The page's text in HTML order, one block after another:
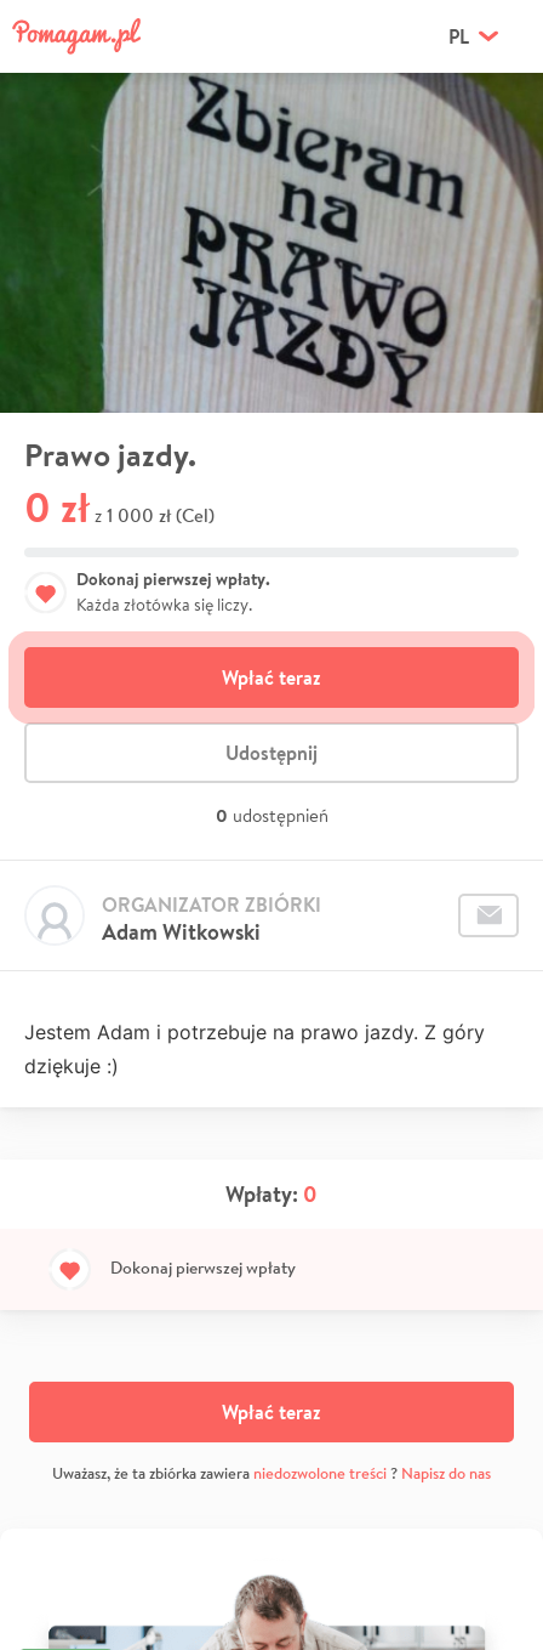
PL
Prawo jazdy.
0 zł z 1 000 zł (Cel)
Dokonaj pierwszej wpłaty.
Każda złotówka się liczy.
Wpłać teraz
Udostępnij
0 udostępnień
Adam Witkowski
ORGANIZATOR ZBIÓRKI
Jestem Adam i potrzebuje na prawo jazdy. Z góry
dziękuje :)
Wpłaty: 0
Dokonaj pierwszej wpłaty
Wpłać teraz
Uważasz, że ta zbiórka zawiera niedozwolone treści? Napisz do nas